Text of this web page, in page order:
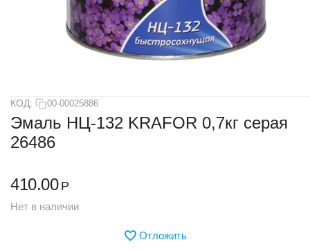
КОД: 00-00025886
Эмаль НЦ-132 KRAFOR 0,7кг серая
26486
410.00 Р
Нет в наличии
Отложить